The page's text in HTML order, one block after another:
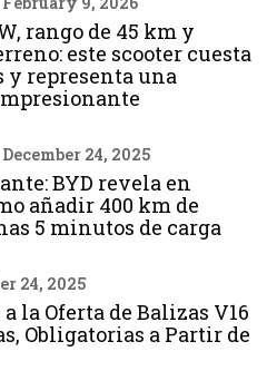
rango de 45 km y
este scooter cuesta
y representa una
December 24, 2025
BYD revela en
añadir 400 km de
5 minutos de carga
24, 2025
la Oferta de Balizas V16
Obligatorias a Partir de